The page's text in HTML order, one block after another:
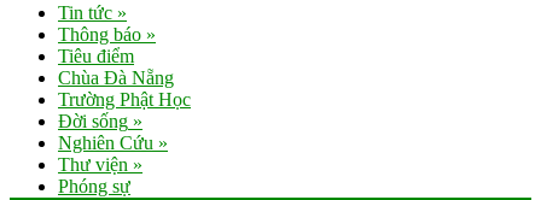
Tin tức »
Thông báo »
Tiêu điểm
Chùa Đà Nẵng
Trường Phật Học
Đời sống »
Nghiên Cứu »
Thư viện »
Phóng sự